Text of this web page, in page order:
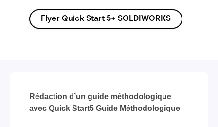
Flyer Quick Start 5+ SOLDIWORKS
Rédaction d’un guide méthodologique
avec Quick Start5 Guide Méthodologique